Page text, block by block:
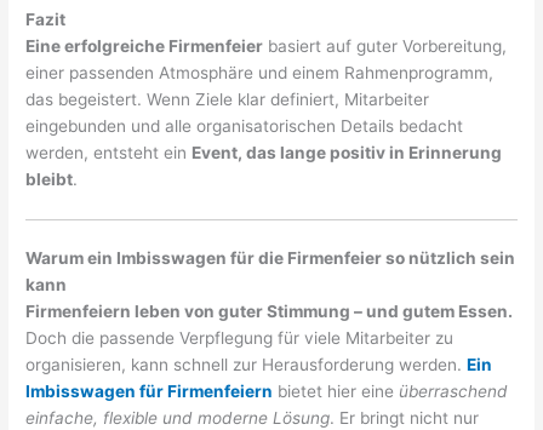
Fazit
Eine erfolgreiche Firmenfeier basiert auf guter Vorbereitung,
einer passenden Atmosphäre und einem Rahmenprogramm,
das begeistert. Wenn Ziele klar definiert, Mitarbeiter
eingebunden und alle organisatorischen Details bedacht
werden, entsteht ein Event, das lange positiv in Erinnerung
bleibt.
Warum ein Imbisswagen für die Firmenfeier so nützlich sein
kann
Firmenfeiern leben von guter Stimmung – und gutem Essen.
Doch die passende Verpflegung für viele Mitarbeiter zu
organisieren, kann schnell zur Herausforderung werden.Ein
Imbisswagen für Firmenfeiern bietet hier eine überraschend
einfache, flexible und moderne Lösung. Er bringt nicht nur